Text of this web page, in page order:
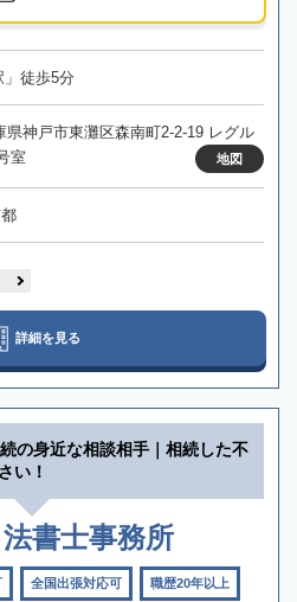
徒歩5分
県神戸市東灘区森南町2-2-19 レグル
室
地図
詳細を見る
の身近な相談相手｜相続した不
い！
書士事務所
全国出張対応可 職歴20年以上